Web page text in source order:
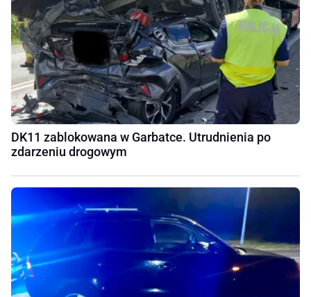
DK11 zablokowana w Garbatce. Utrudnienia po
zdarzeniu drogowym